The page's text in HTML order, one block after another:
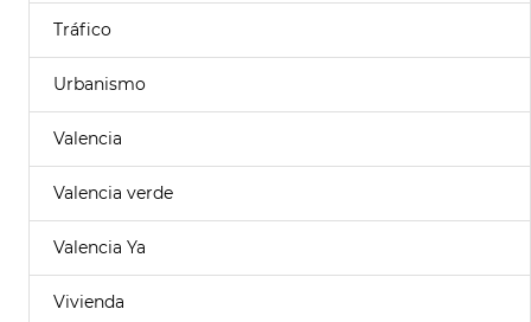
Tráfico
Urbanismo
Valencia
Valencia verde
Valencia Ya
Vivienda